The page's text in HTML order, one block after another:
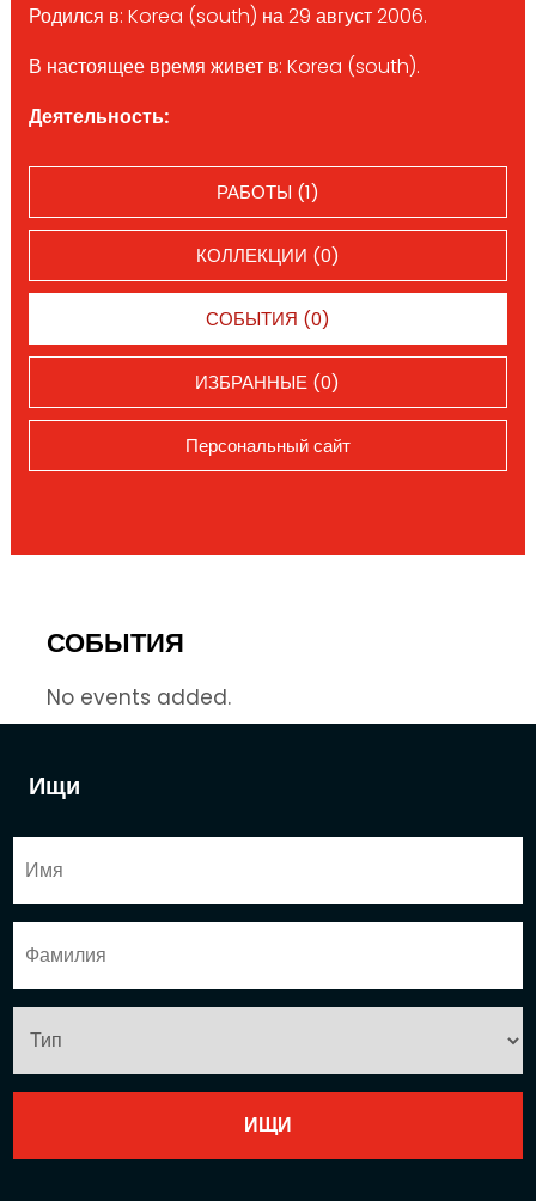
Ищи
Родился в: Korea (south) на 29 август 2006.
В настоящее время живет в: Korea (south).
Деятельность:
РАБОТЫ (1)
КОЛЛЕКЦИИ (0)
СОБЫТИЯ (0)
ИЗБРАННЫЕ (0)
Персональный сайт
СОБЫТИЯ
No events added.